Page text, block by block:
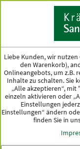
Land
KATEGORIEN
Liebe Kunden, wir
den Warenkorb),
Onlineangebots, um z.B.
Inhalte zu schalten. Sie
„Alle akzeptieren“, mit "
einzeln aktivieren oder
Einstellungen
Einstellungen“ ändern
finden Sie in